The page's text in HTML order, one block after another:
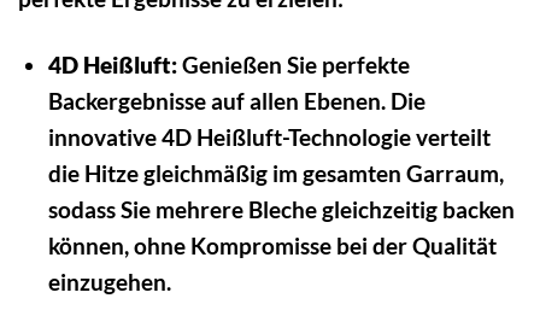
4D Heißluft:Genießen Sie perfekte
Backergebnisse auf allen Ebenen. Die
innovative 4D Heißluft-Technologie verteilt
die Hitze gleichmäßig im gesamten Garraum,
sodass Sie mehrere Bleche gleichzeitig backen
können, ohne Kompromisse bei der Qualität
einzugehen.